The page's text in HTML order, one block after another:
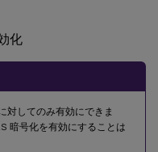
化
対してのみ有効にできま
暗号化を有効にすることは